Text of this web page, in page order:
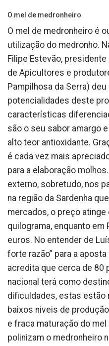
O mel de medronheiro
O mel de medronheiro é
utilização do medronho.
Filipe Estevão,
de Apicultores e
Pampilhosa da Serra)
potencialidades deste
características
são o seu sabor amargo
alto teor antioxidante.
é cada vez mais
para a elaboração
externo, sobretudo, nos
na região da Sardenha
mercados, o preço
quilograma, enquanto
euros. No entender de
forte razão” para a
acredita que cerca de 80
nacional terá como
dificuldades, estas estão
baixos níveis de
e fraca maturação do
polinizam o medronheiro